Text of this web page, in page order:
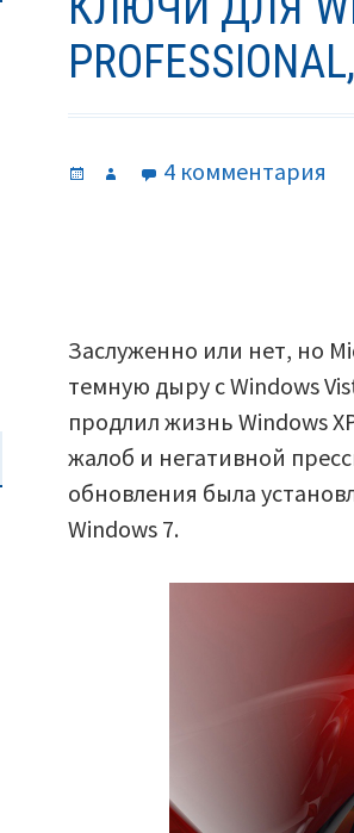
Опубликовано
Автор4 комментария
7
Заслуженно или нет, но
темную дыру с Windows
продлил жизнь Windows
жалоб и негативной
обновления была
Windows 7.